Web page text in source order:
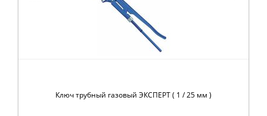
Ключ трубный газовый ЭКСПЕРТ ( 1 / 25 мм )